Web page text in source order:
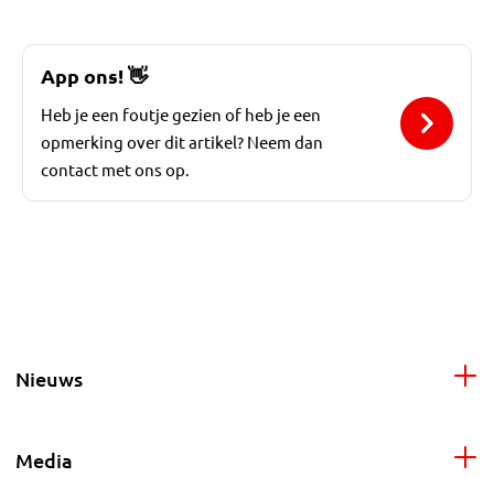
App ons!👋
Heb je een foutje gezien of heb je een
opmerking over dit artikel? Neem dan
contact met ons op.
Nieuws
Media